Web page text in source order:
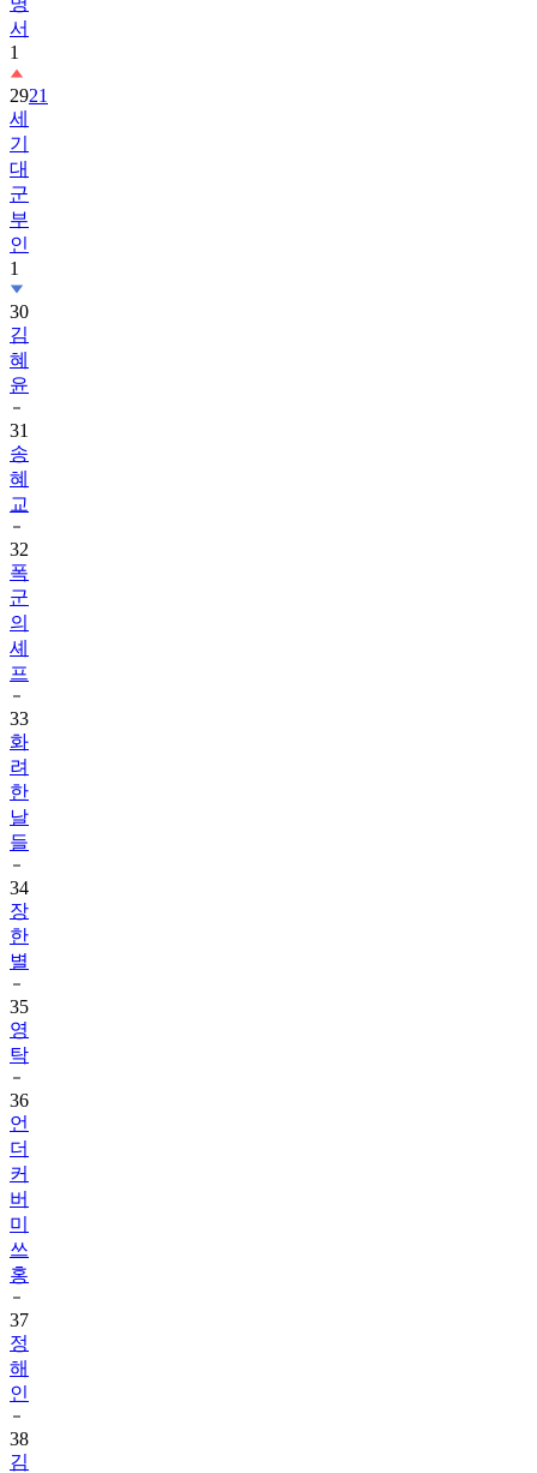
서
1
2921
세
기
대
군
부
인
1
30
김
혜
윤
31
송
혜
교
32
폭
군
의
셰
프
33
화
려
한
날
들
34
장
한
별
35
영
탁
36
언
더
커
버
미
쓰
홍
37
정
해
인
38
김